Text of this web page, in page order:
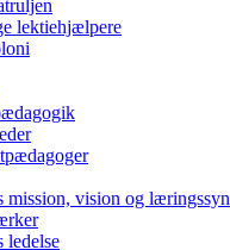
lektiehjælpere
mission, vision og læringssyn
ledelse